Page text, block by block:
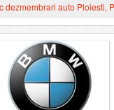
dezmembrari auto Ploiesti,